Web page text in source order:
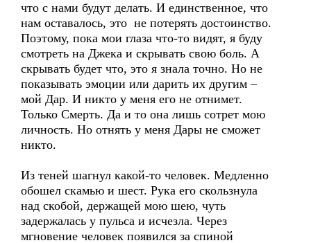
что с нами будут делать. И единственное, что
нам оставалось, это не потерять достоинство.
Поэтому, пока мои глаза что-то видят, я буду
смотреть на Джека и скрывать свою боль. А
скрывать будет что, это я знала точно. Но не
показывать эмоции или дарить их другим –
мой Дар. И никто у меня его не отнимет.
Только Смерть. Да и то она лишь сотрет мою
личность. Но отнять у меня Дары не сможет
никто.
Из теней шагнул какой-то человек. Медленно
обошел скамью и шест. Рука его скользнула
над скобой, держащей мою шею, чуть
задержалась у пульса и исчезла. Через
мгновение человек появился за спиной